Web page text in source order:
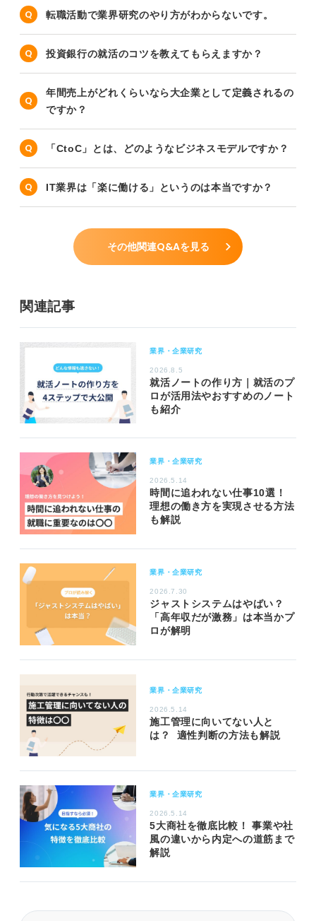
転職活動で業界研究のやり方がわからないです。
投資銀行の就活のコツを教えてもらえますか？
年間売上がどれくらいなら大企業として定義されるの
ですか？
「CtoC」とは、どのようなビジネスモデルですか？
IT業界は「楽に働ける」というのは本当ですか？
その他関連Q&Aを見る
関連記事
業界・企業研究
2026.8.5
就活ノートの作り方｜就活のプ
ロが活用法やおすすめのノート
も紹介
業界・企業研究
2026.5.14
時間に追われない仕事10選！
理想の働き方を実現させる方法
も解説
業界・企業研究
2026.7.30
ジャストシステムはやばい？
「高年収だが激務」は本当かプ
ロが解明
業界・企業研究
2026.5.14
施工管理に向いてない人と
は？ 適性判断の方法も解説
業界・企業研究
2026.5.14
5大商社を徹底比較！ 事業や社
風の違いから内定への道筋まで
解説